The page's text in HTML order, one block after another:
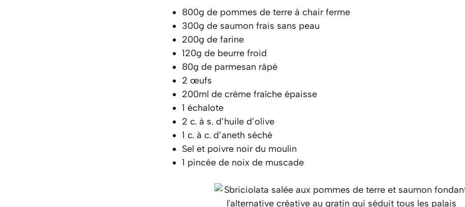
800g de pommes de terre à chair ferme
300g de saumon frais sans peau
200g de farine
120g de beurre froid
80g de parmesan râpé
2 œufs
200ml de crème fraîche épaisse
1 échalote
2 c. à s. d’huile d’olive
1 c. à c. d’aneth séché
Sel et poivre noir du moulin
1 pincée de noix de muscade